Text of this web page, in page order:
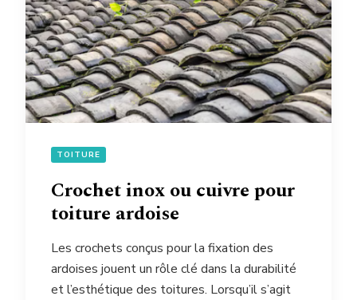
TOITURE
Crochet inox ou cuivre pour
toiture ardoise
Les crochets conçus pour la fixation des
ardoises jouent un rôle clé dans la durabilité
et l’esthétique des toitures. Lorsqu’il s’agit